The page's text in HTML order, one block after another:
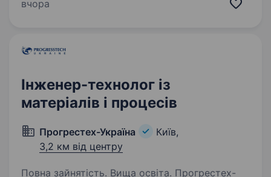
вчора
Інженер-технолог із
матеріалів і процесів
Прогрестех-Україна
Київ,
3,2 км від центру
Повна зайнятість. Вища освіта. Прогрестех-